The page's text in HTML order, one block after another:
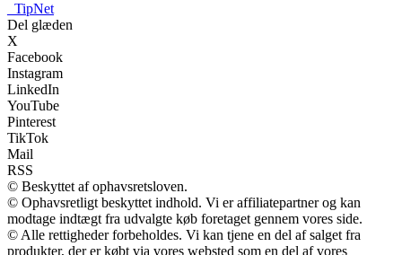
TipNet
Del glæden
X
Facebook
Instagram
LinkedIn
YouTube
Pinterest
TikTok
Mail
RSS
© Beskyttet af ophavsretsloven.
© Ophavsretligt beskyttet indhold. Vi er affiliatepartner og kan
modtage indtægt fra udvalgte køb foretaget gennem vores side.
© Alle rettigheder forbeholdes. Vi kan tjene en del af salget fra
produkter, der er købt via vores websted som en del af vores